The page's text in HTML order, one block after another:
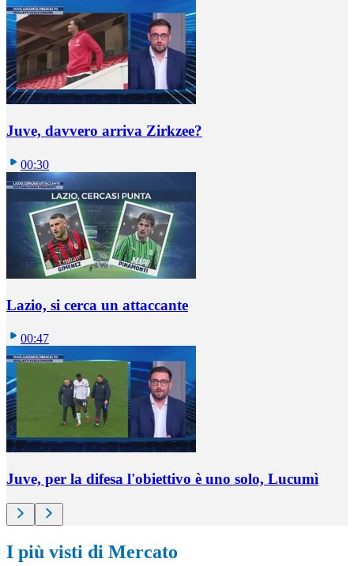
Juve, davvero arriva Zirkzee?
00:30
Lazio, si cerca un attaccante
00:47
Juve, per la difesa l'obiettivo è uno solo, Lucumì
I più visti di Mercato